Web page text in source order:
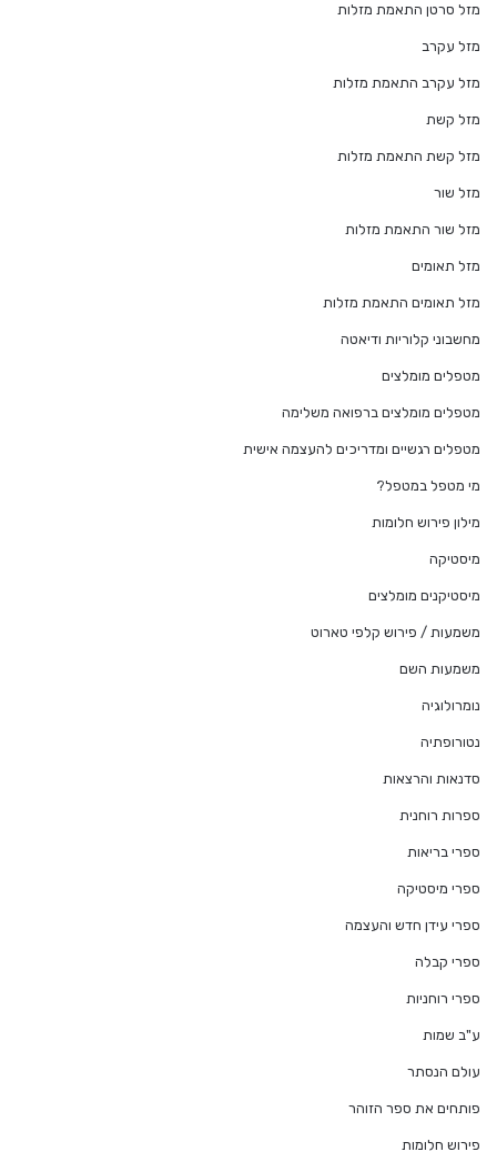
מזל סרטן התאמת מזלות
מזל עקרב
מזל עקרב התאמת מזלות
מזל קשת
מזל קשת התאמת מזלות
מזל שור
מזל שור התאמת מזלות
מזל תאומים
מזל תאומים התאמת מזלות
מחשבוני קלוריות ודיאטה
מטפלים מומלצים
מטפלים מומלצים ברפואה משלימה
מטפלים רגשיים ומדריכים להעצמה אישית
מי מטפל במטפל?
מילון פירוש חלומות
מיסטיקה
מיסטיקנים מומלצים
משמעות / פירוש קלפי טארוט
משמעות השם
נומרולוגיה
נטורופתיה
סדנאות והרצאות
ספרות רוחנית
ספרי בריאות
ספרי מיסטיקה
ספרי עידן חדש והעצמה
ספרי קבלה
ספרי רוחניות
ע"ב שמות
עולם הנסתר
פותחים את ספר הזוהר
פירוש חלומות